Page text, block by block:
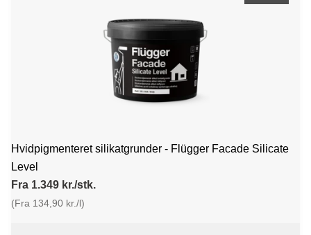
Hvidpigmenteret silikatgrunder - Flügger Facade Silicate
Level
Fra 1.349 kr./stk.
(Fra 134,90 kr./l)